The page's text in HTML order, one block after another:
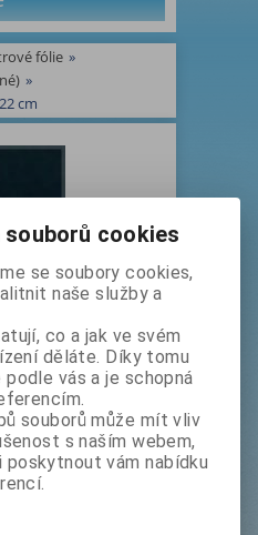
fólie »
»
cm
š. 122 cm
cookies
se soubory cookies,
naše služby a
co a jak ve svém
děláte. Díky tomu
vás a je schopná
souborů může mít vliv
s naším webem,
poskytnout vám nabídku